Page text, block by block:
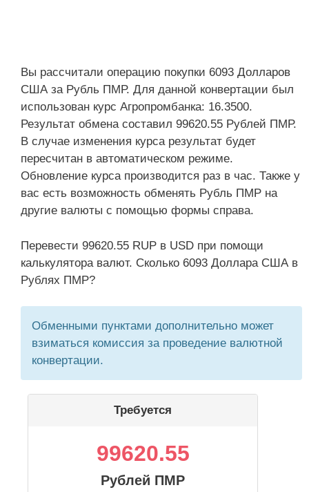
Вы рассчитали операцию покупки 6093 Долларов
США за Рубль ПМР. Для данной конвертации был
использован курс Агропромбанка: 16.3500.
Результат обмена составил 99620.55 Рублей ПМР.
В случае изменения курса результат будет
пересчитан в автоматическом режиме.
Обновление курса производится раз в час. Также у
вас есть возможность обменять Рубль ПМР на
другие валюты с помощью формы справа.
Перевести 99620.55 RUP в USD при помощи
калькулятора валют. Сколько 6093 Доллара США в
Рублях ПМР?
Обменными пунктами дополнительно может
взиматься комиссия за проведение валютной
конвертации.
Требуется
99620.55
Рублей ПМР